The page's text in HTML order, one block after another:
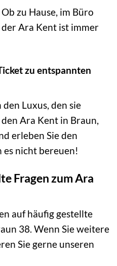
Ob zu Hause, im Büro
Ara Kent ist immer
zu entspannten
Luxus, den sie
Ara Kent in Braun,
erleben Sie den
es nicht bereuen!
Fragen zum Ara
auf häufig gestellte
38. Wenn Sie weitere
Sie gerne unseren